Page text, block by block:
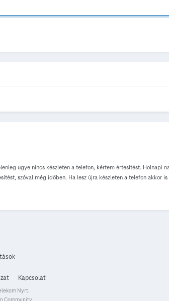
ugye nincs készleten a telefon, kértem értesítést. Holnapi
szóval még időben. Ha lesz újra készleten a telefon akkor
Kapcsolat
Nyrt.
Community